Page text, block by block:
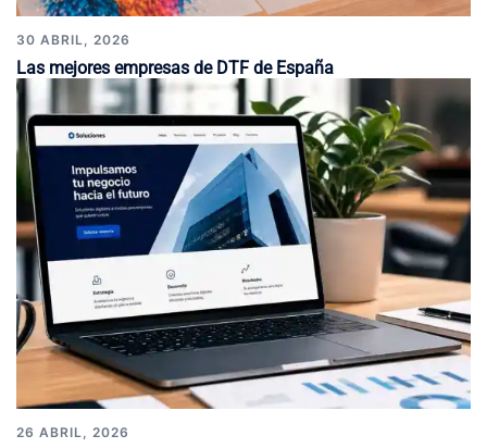
30 ABRIL, 2026
Las mejores empresas de DTF de España
26 ABRIL, 2026